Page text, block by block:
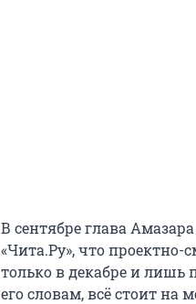
В сентябре глава
«Чита.Ру», что
только в декабре и лишь
его словам, всё стоит на